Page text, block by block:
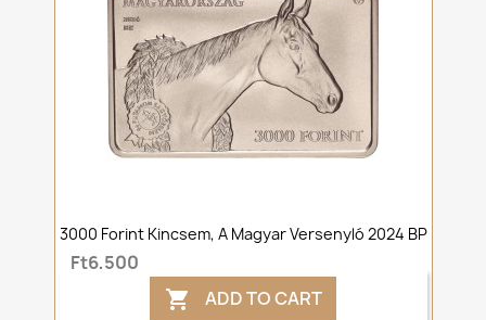
3000 Forint Kincsem, A Magyar Versenyló 2024 BP
Ft6,500
 ADD TO CART